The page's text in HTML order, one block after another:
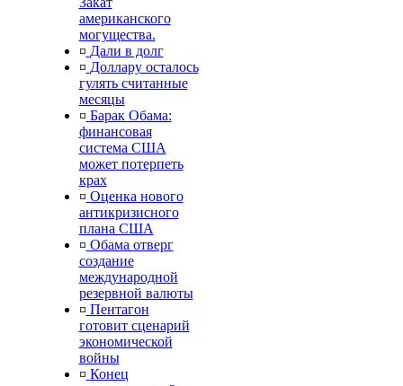
американского
могущества.
¤ Дали в долг
¤ Доллару осталось
гулять считанные
месяцы
¤ Барак Обама:
финансовая
система США
может потерпеть
крах
¤ Оценка нового
антикризисного
плана США
¤ Обама отверг
создание
международной
резервной валюты
¤ Пентагон
готовит сценарий
экономической
войны
¤ Конец